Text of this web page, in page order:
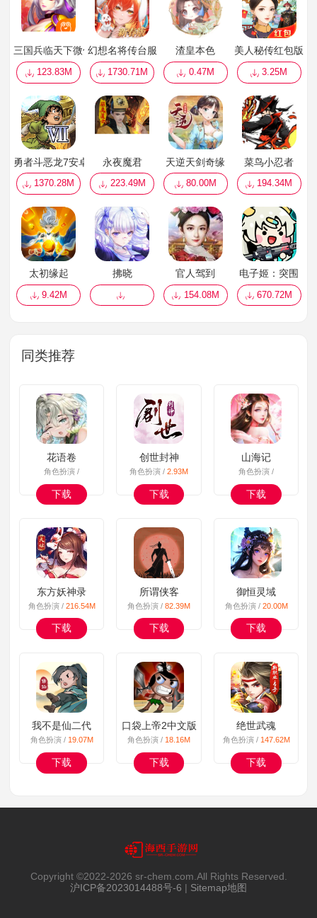
三国兵临天下微信版
123.83M
幻想名将传台服
1730.71M
渣皇本色
0.47M
美人秘传红包版
3.25M
勇者斗恶龙7安卓汉化版
1370.28M
永夜魔君
223.49M
天逆天剑奇缘
80.00M
菜鸟小忍者
194.34M
太初缘起
9.42M
拂晓 官人驾到
154.08M
电子姬：突围
670.72M
同类推荐
花语卷
角色扮演 /
下载
创世封神
角色扮演 /2.93M
下载
山海记
角色扮演 /
下载
东方妖神录
角色扮演 / 216.54M
下载
所谓侠客
角色扮演 /82.39M
下载
御恒灵域
角色扮演 / 20.00M
下载
我不是仙二代
角色扮演 / 19.07M
下载
口袋上帝2中文版
角色扮演 / 18.16M
下载
绝世武魂
角色扮演 / 147.62M
下载
Copyright ©2022-2026 sr-chem.com.All Rights Reserved.
沪ICP备2023014488号-6 | Sitemap地图